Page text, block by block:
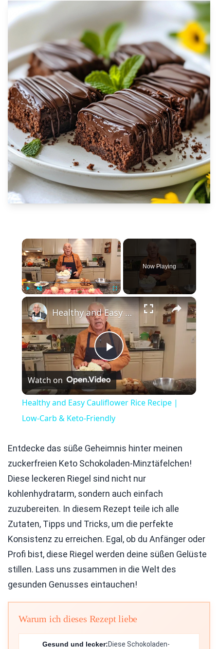
×
Fullscreen
Now Playing
×
Play
Video
Healthy and Easy Cauliflower Rice Recipe | Low-Carb & Keto-Friendly
Watch on
Healthy and Easy Cauliflower Rice Recipe |
Low-Carb & Keto-Friendly
Entdecke das süße Geheimnis hinter meinen
zuckerfreien Keto Schokoladen-Minztäfelchen!
Diese leckeren Riegel sind nicht nur
kohlenhydratarm, sondern auch einfach
zuzubereiten. In diesem Rezept teile ich alle
Zutaten, Tipps und Tricks, um die perfekte
Konsistenz zu erreichen. Egal, ob du Anfänger oder
Profi bist, diese Riegel werden deine süßen Gelüste
stillen. Lass uns zusammen in die Welt des
gesunden Genusses eintauchen!
Warum ich dieses Rezept liebe
Gesund und lecker:Diese Schokoladen-